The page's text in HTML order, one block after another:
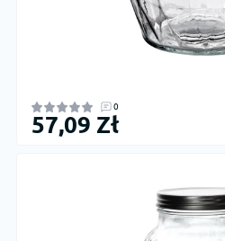
0
57,09 Zł